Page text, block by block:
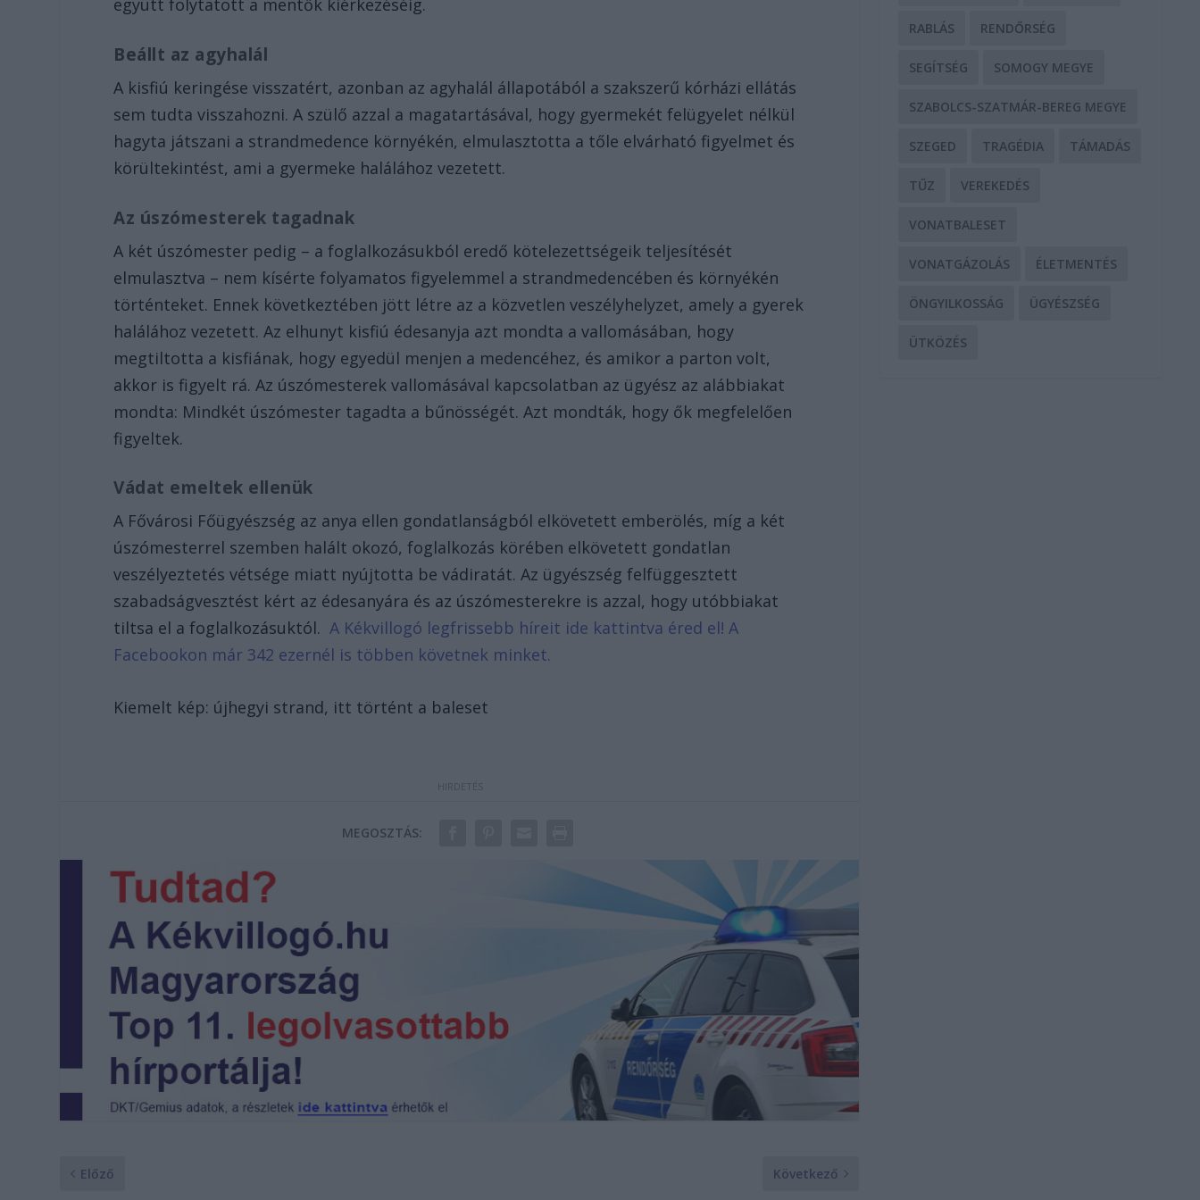
együtt folytatott a mentők kiérkezéséig.
Beállt az agyhalál
A kisfiú keringése visszatért, azonban az agyhalál állapotából a szakszerű kórházi ellátás
sem tudta visszahozni. A szülő azzal a magatartásával, hogy gyermekét felügyelet nélkül
hagyta játszani a strandmedence környékén, elmulasztotta a tőle elvárható figyelmet és
körültekintést, ami a gyermeke halálához vezetett.
Az úszómesterek tagadnak
A két úszómester pedig – a foglalkozásukból eredő kötelezettségeik teljesítését
elmulasztva – nem kísérte folyamatos figyelemmel a strandmedencében és környékén
történteket. Ennek következtében jött létre az a közvetlen veszélyhelyzet, amely a gyerek
halálához vezetett. Az elhunyt kisfiú édesanyja azt mondta a vallomásában, hogy
megtiltotta a kisfiának, hogy egyedül menjen a medencéhez, és amikor a parton volt,
akkor is figyelt rá. Az úszómesterek vallomásával kapcsolatban az ügyész az alábbiakat
mondta: Mindkét úszómester tagadta a bűnösségét. Azt mondták, hogy ők megfelelően
figyeltek.
Vádat emeltek ellenük
A Fővárosi Főügyészség az anya ellen gondatlanságból elkövetett emberölés, míg a két
úszómesterrel szemben halált okozó, foglalkozás körében elkövetett gondatlan
veszélyeztetés vétsége miatt nyújtotta be vádiratát. Az ügyészség felfüggesztett
szabadságvesztést kért az édesanyára és az úszómesterekre is azzal, hogy utóbbiakat
tiltsa el a foglalkozásuktól.A Kékvillogó legfrissebb híreit ide kattintva éred el! A
Facebookon már 342 ezernél is többen követnek minket.
Kiemelt kép: újhegyi strand, itt történt a baleset
MEGOSZTÁS:
Előző Következő
RABLÁS RENDŐRSÉG
SEGÍTSÉG SOMOGY MEGYE
SZABOLCS-SZATMÁR-BEREG MEGYE
SZEGED TRAGÉDIA TÁMADÁS
TŰZ VEREKEDÉS
VONATBALESET
VONATGÁZOLÁS ÉLETMENTÉS
ÖNGYILKOSSÁG ÜGYÉSZSÉG
ÜTKÖZÉS